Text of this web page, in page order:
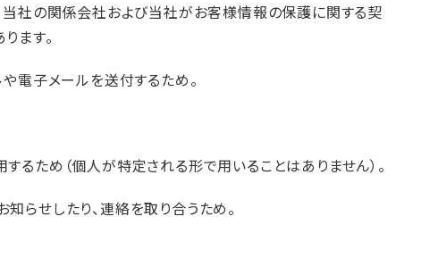
当社の関係会社および当社がお客様情報の保護に関する契
ます。
電子メールを送付するため。
ため（個人が特定される形で用いることはありません）。
らせしたり、連絡を取り合うため。